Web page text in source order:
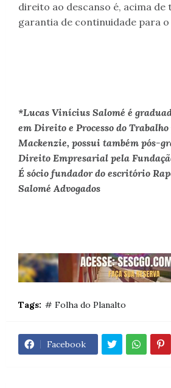
direito ao descanso é, acima de
garantia de continuidade para
*Lucas Vinícius Salomé é
em Direito e Processo do
Mackenzie, possui também pós-
Direito Empresarial pela
É sócio fundador do escritório
Salomé Advogados
Tags: # Folha do Planalto
Facebook